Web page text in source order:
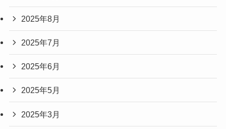
2025年8月
2025年7月
2025年6月
2025年5月
2025年3月